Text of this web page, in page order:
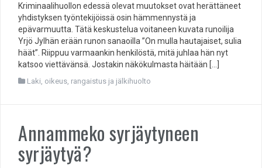
Kriminaalihuollon edessä olevat muutokset ovat herättäneet
yhdistyksen työntekijöissä osin hämmennystä ja
epävarmuutta. Tätä keskustelua voitaneen kuvata runoilija
Yrjö Jylhän erään runon sanaoilla ”On mulla hautajaiset, sulia
häät”. Riippuu varmaankin henkilöstä, mitä juhlaa hän nyt
katsoo viettävänsä. Jostakin näkökulmasta häitään […]
Laki, oikeus, rangaistus ja jälkihuolto
Annammeko syrjäytyneen
syrjäytyä?